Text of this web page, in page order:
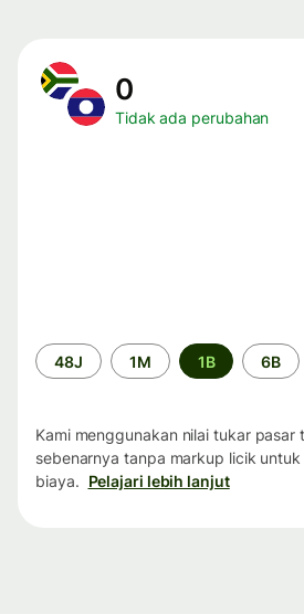
0
Tidak ada perubahan
Periode
waktu
48J 1M 1B 6B
Kami menggunakan nilai tukar pasar
sebenarnya tanpa markup licik
biaya. Pelajari lebih lanjut